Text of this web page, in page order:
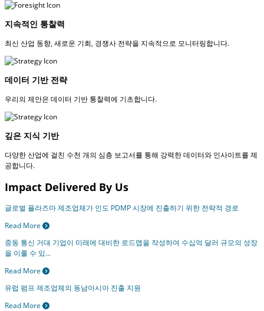
지속적인 통찰력
최신 산업 동향, 새로운 기회, 경쟁사 전략을 지속적으로 모니터링합니다.
데이터 기반 전략
우리의 제안은 데이터 기반 통찰력에 기초합니다.
깊은 지식 기반
다양한 산업에 걸친 수천 개의 심층 보고서를 통해 강력한 데이터와 인사이트를 제
공합니다.
Impact Delivered By Us
글로벌 플라즈마 제조업체가 인도 PDMP 시장에 진출하기 위한 전략적 경로
Read More
중동 통신 거대 기업이 미래에 대비한 로드맵을 작성하여 수십억 달러 규모의 성장
을 이룰 수 있...
Read More
유럽 ​​펌프 제조업체의 동남아시아 진출 지원
Read More